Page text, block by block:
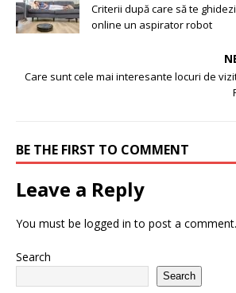
Criterii după care să te
online un aspirator robot
Care sunt cele mai interesante locuri de
BE THE FIRST TO COMMENT
Leave a Reply
You must be logged in to post a comment.
Search
Search